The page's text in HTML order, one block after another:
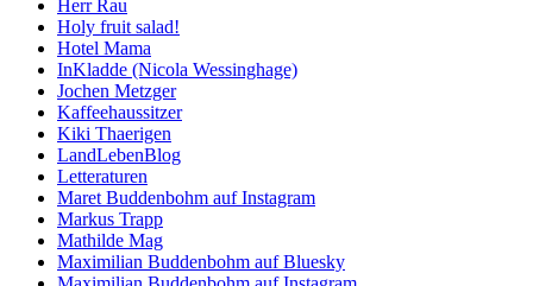
Herr Rau
Holy fruit salad!
Hotel Mama
InKladde (Nicola Wessinghage)
Jochen Metzger
Kaffeehaussitzer
Kiki Thaerigen
LandLebenBlog
Letteraturen
Maret Buddenbohm auf Instagram
Markus Trapp
Mathilde Mag
Maximilian Buddenbohm auf Bluesky